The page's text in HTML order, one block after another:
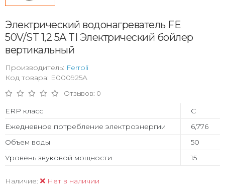
Электрический водонагреватель FE
50V/ST 1,2 5A TI Электрический бойлер
вертикальный
Производитель: Ferroli
Код товара: E000925A
Отзывов: 0
ERP класс
C
Ежедневное потребление электроэнергии
6,776
Объем воды
50
Уровень звуковой мощности
15
Наличие: Нет в наличии